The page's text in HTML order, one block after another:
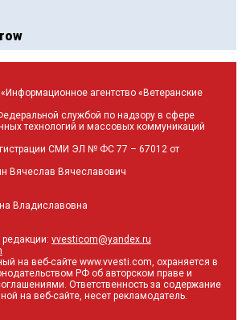
агентство «Ветеранские
службой по надзору в сфере
технологий и массовых коммуникаций
СМИ ЭЛ № ФС 77 – 67012 от
Вячеслав Вячеславович
Владиславовна
vvesticom@yandex.ru
на веб-сайте www.vvesti.com, охраняется в
РФ об авторском праве и
Ответственность за содержание
на веб-сайте, несет рекламодатель.